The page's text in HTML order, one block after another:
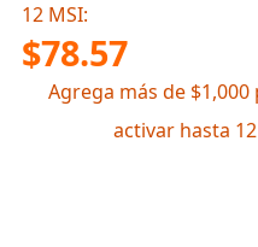
12 MSI:
$78.57
Agrega más de $1,000
activar hasta